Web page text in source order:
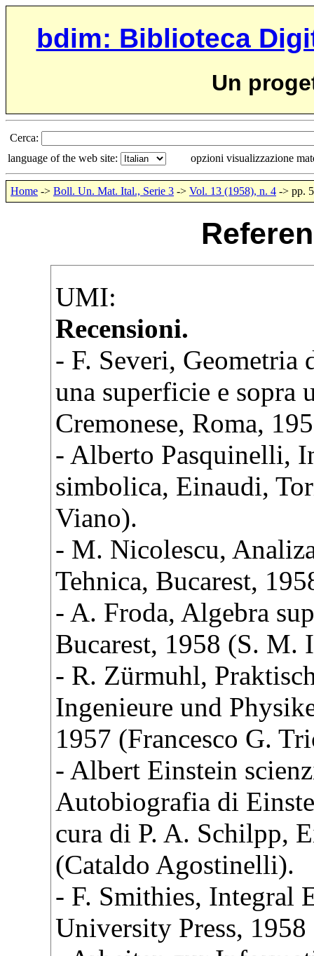
bdim: Biblioteca
Un
Cerca:
language of the web site:
opzioni visualizzazione
Home -> Boll. Un. Mat. Ital., Serie 3 -> Vol. 13 (1958), n. 4 -> pp.
UMI:
Recensioni.
- F. Severi, Geometria
una superficie e sopra
Cremonese, Roma,
- Alberto Pasquinelli,
simbolica, Einaudi,
Viano).
- M. Nicolescu,
Tehnica, Bucarest,
- A. Froda, Algebra
Bucarest, 1958 (S. M.
- R. Zürmuhl,
Ingenieure und
1957 (Francesco G.
- Albert Einstein
Autobiografia di
cura di P. A. Schilpp,
(Cataldo Agostinelli).
- F. Smithies, Integral
University Press,